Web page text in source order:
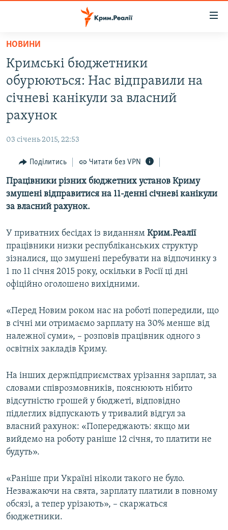
Перейти
основного
матеріалу
Перейти
до
основної
Перейти
пошуку
ВОДА.КРИМ
ВІДЕО ТА ФОТО
ІНТЕРВ'Ю
ВСЕ ЗА ДЕНЬ
СПЕЦПРОЕКТИ
ВІДЕОУРОКИ «ELIFBE»
СВІДЧЕННЯ ОКУПАЦІЇ
УКРАЇНСЬКА ПРОБЛЕМА КРИМУ
Русский
Qırımtatar
Усі сайти RFE/RL
НОВИНИ
Кримські бюджетники
обурюються: Нас відправили на
січневі канікули за власний
рахунок
03 січень 2015, 22:53
Поділитись Читати без VPN
Працівники різних бюджетних установ Криму
змушені відправитися на 11-денні січневі канікули
за власний рахунок.
У приватних бесідах із виданням Крим.Реалії
працівники низки республіканських структур
зізналися, що змушені перебувати на відпочинку з
1 по 11 січня 2015 року, оскільки в Росії ці дні
офіційно оголошено вихідними.
«Перед Новим роком нас на роботі попередили, що
в січні ми отримаємо зарплату на 30% менше від
належної суми», – розповів працівник одного з
освітніх закладів Криму.
На інших держпідприємствах урізання зарплат, за
словами співрозмовників, пояснюють нібито
відсутністю грошей у бюджеті, відповідно
підлеглих відпускають у тривалий відгул за
власний рахунок: «Попереджають: якщо ми
вийдемо на роботу раніше 12 січня, то платити не
будуть».
«Раніше при Україні ніколи такого не було.
Незважаючи на свята, зарплату платили в повному
обсязі, а тепер урізають», – скаржаться
бюджетники.